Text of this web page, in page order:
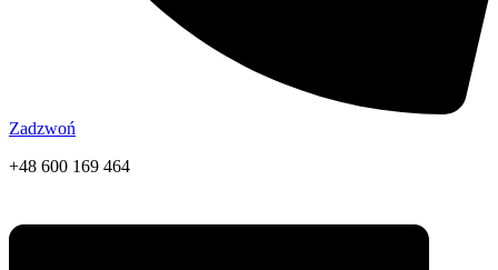
Zadzwoń
+48 600 169 464